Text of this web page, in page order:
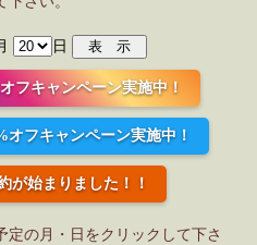
日
フキャンペーン実施中！
フキャンペーン実施中！
が始まりました！！
の月・日をクリックして下さ